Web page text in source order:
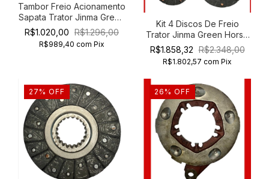
Tambor Freio Acionamento
Sapata Trator Jinma Green
Horse 204
R$1.020,00 R$1.296,00
R$989,40 com Pix
Kit 4 Discos De Freio
Trator Jinma Green Horse
354
R$1.858,32 R$2.348,00
R$1.802,57 com Pix
27 % OFF 26 % OFF